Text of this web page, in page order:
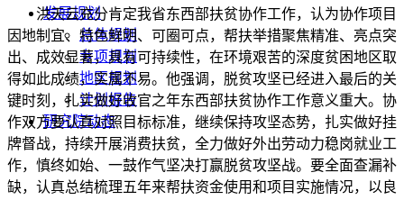
发展规划
总体规划
专项规划
地区规划
计划报告
研究院动态
洪天云充分肯定我省东西部扶贫协作工作，认为协作项目
因地制宜、特色鲜明、可圈可点，帮扶举措聚焦精准、亮点突
出、成效显著，具有可持续性，在环境艰苦的深度贫困地区取
得如此成绩，实属不易。他强调，脱贫攻坚已经进入最后的关
键时刻，扎实做好收官之年东西部扶贫协作工作意义重大。协
作双方要认真对照目标标准，继续保持攻坚态势，扎实做好挂
牌督战，持续开展消费扶贫，全力做好外出劳动力稳岗就业工
作，慎终如始、一鼓作气坚决打赢脱贫攻坚战。要全面查漏补
缺，认真总结梳理五年来帮扶资金使用和项目实施情况，以良